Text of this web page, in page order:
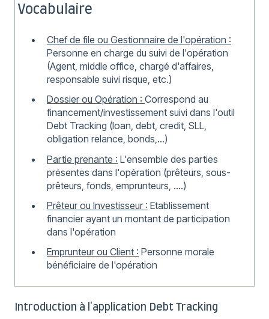
Vocabulaire
Chef de file ou Gestionnaire de l'opération :
Personne en charge du suivi de l'opération
(Agent, middle office, chargé d'affaires,
responsable suivi risque, etc.)
Dossier ou Opération : Correspond au
financement/investissement suivi dans l'outil
Debt Tracking (loan, debt, credit, SLL,
obligation relance, bonds,...)
Partie prenante : L'ensemble des parties
présentes dans l'opération (prêteurs, sous-
prêteurs, fonds, emprunteurs, ....)
Prêteur ou Investisseur : Etablissement
financier ayant un montant de participation
dans l'opération
Emprunteur ou Client : Personne morale
bénéficiaire de l'opération
Introduction à l'application Debt Tracking